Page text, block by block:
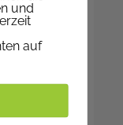
und
auf